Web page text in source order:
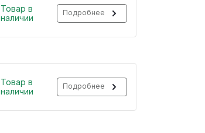
Товар в
наличии
Подробнее
Товар в
наличии
Подробнее